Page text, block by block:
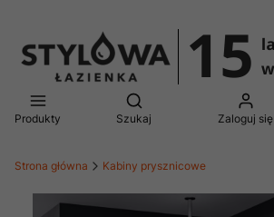
Produkty
Otwórz wyszukiwarkę
Szukaj Zaloguj się
Strona główna Kabiny prysznicowe